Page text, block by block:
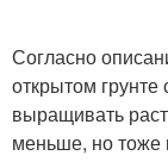
Согласно
открытом
выращивать
меньше, но тоже